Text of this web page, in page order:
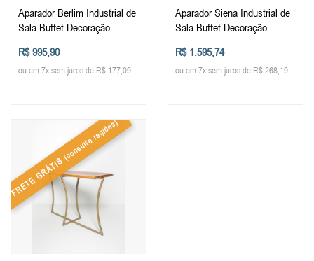
Aparador Berlim Industrial de
Sala Buffet Decoração
Entrada
R$ 995,90
ou em 7x sem juros de R$ 177,09
Aparador Siena Industrial de
Sala Buffet Decoração
de Entrada Tampo de
Porcelanato ou Madeira
R$ 1.595,74
ou em 7x sem juros de R$ 268,19
FRETE GRÁTIS
(consulte regiões)